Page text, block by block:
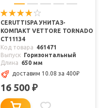
CERUTTISPA УНИТАЗ-
КОМПАКТ VETTORE TORNADO
CT11134
Код товара
461471
Выпуск Горизонтальный
Длина
650 мм
доставим 10.08 за 400₽
16 500 ₽